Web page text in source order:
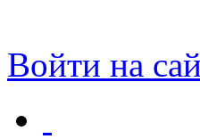
Войти на